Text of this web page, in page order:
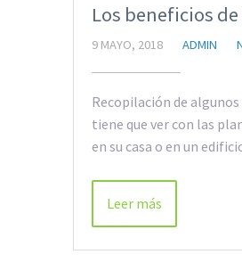
Los beneficios
9 MAYO, 2018 ADMIN
Recopilación de
tiene que ver con las
en su casa o en un
Leer más